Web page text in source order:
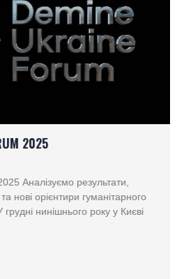
2025
Аналізуємо результати,
орієнтири гуманітарного
нинішнього року у Києві